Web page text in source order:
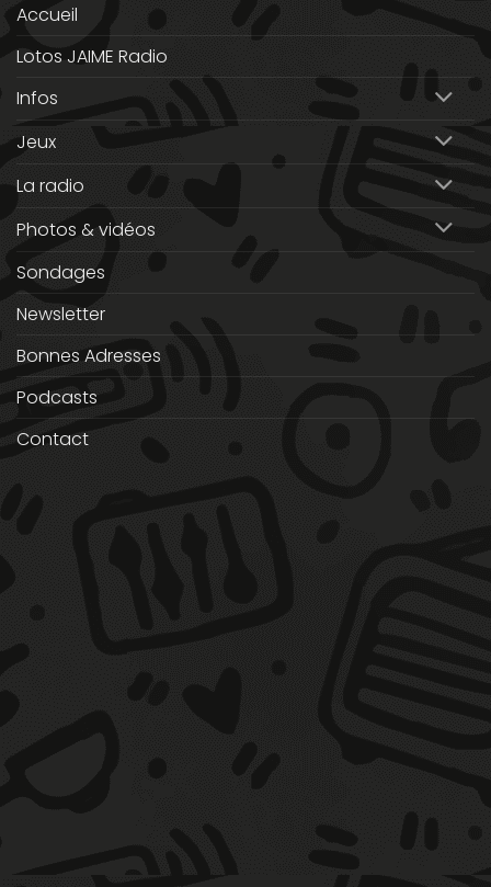
Accueil
Lotos JAIME Radio
Infos
Jeux
La radio
Photos & vidéos
Sondages
Newsletter
Bonnes Adresses
Podcasts
Contact